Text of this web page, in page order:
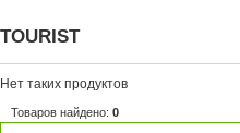
TOURIST
Нет таких продуктов
Товаров найдено: 0